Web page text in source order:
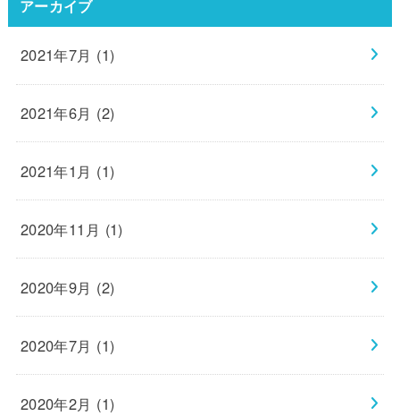
アーカイブ
2021年7月 (1)
2021年6月 (2)
2021年1月 (1)
2020年11月 (1)
2020年9月 (2)
2020年7月 (1)
2020年2月 (1)